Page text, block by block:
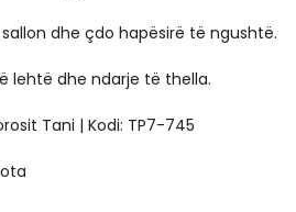
dhe çdo hapësirë të ngushtë.
lehtë dhe ndarje të thella.
Tani | Kodi: TP7-745